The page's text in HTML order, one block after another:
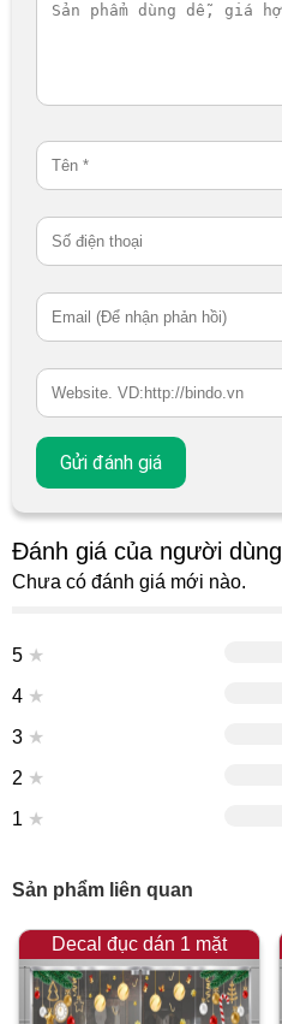
Đánh giá của người dùng
Chưa có đánh giá mới nào.
5 ★
4 ★
3 ★
2 ★
1 ★
Sản phẩm liên quan
Decal đục dán 1 mặt